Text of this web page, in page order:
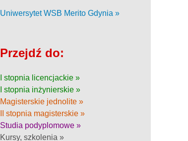
Uniwersytet WSB Merito Gdynia »
Przejdź do:
I stopnia licencjackie »
I stopnia inżynierskie »
Magisterskie jednolite »
II stopnia magisterskie »
Studia podyplomowe »
Kursy, szkolenia »